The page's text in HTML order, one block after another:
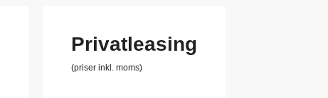
Privatleasing
(priser inkl. moms)